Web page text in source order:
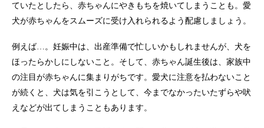
ていたとしたら、赤ちゃんにやきもちを焼いてしまうことも。愛
犬が赤ちゃんをスムーズに受け入れられるよう配慮しましょう。
例えば…。妊娠中は、出産準備で忙しいかもしれませんが、犬を
ほったらかしにしないこと。そして、赤ちゃん誕生後は、家族中
の注目が赤ちゃんに集まりがちです。愛犬に注意を払わないこと
が続くと、犬は気を引こうとして、今までなかったいたずらや吠
えなどが出てしまうこともあります。